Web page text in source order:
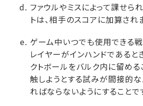
ファウルやミスによって課せら
トは、相手のスコアに加算され
ゲーム中いつでも使用できる
レイヤーがインハンドであると
クトボールをバルク内に留める
触しようとする試みが間接的
ればならないようにすることで